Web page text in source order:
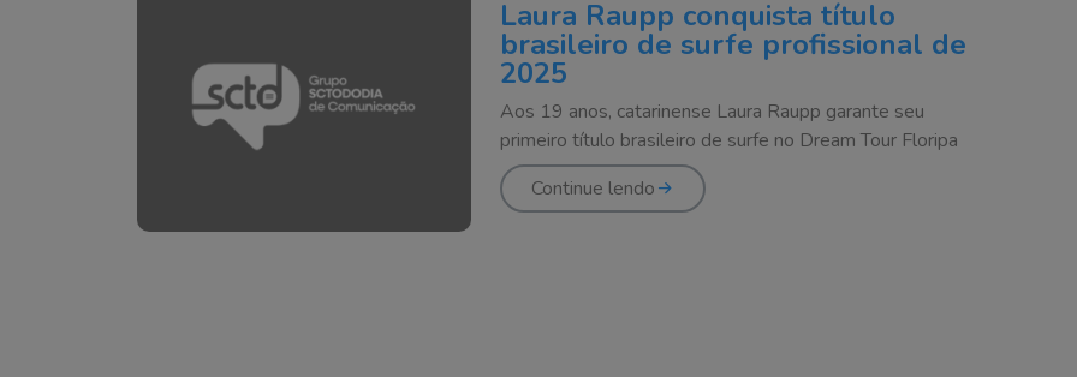
Laura Raupp conquista título
brasileiro de surfe profissional de
2025
Aos 19 anos, catarinense Laura Raupp garante seu
primeiro título brasileiro de surfe no Dream Tour Floripa
Continue lendo